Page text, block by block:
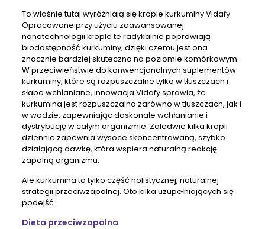
To właśnie tutaj wyróżniają się krople kurkuminy Vidafy.
Opracowane przy użyciu zaawansowanej
nanotechnologii krople te radykalnie poprawiają
biodostępność kurkuminy, dzięki czemu jest ona
znacznie bardziej skuteczna na poziomie komórkowym.
W przeciwieństwie do konwencjonalnych suplementów
kurkuminy, które są rozpuszczalne tylko w tłuszczach i
słabo wchłaniane, innowacja Vidafy sprawia, że ​​
kurkumina jest rozpuszczalna zarówno w tłuszczach, jak i
w wodzie, zapewniając doskonałe wchłanianie i
dystrybucję w całym organizmie. Zaledwie kilka kropli
dziennie zapewnia wysoce skoncentrowaną, szybko
działającą dawkę, która wspiera naturalną reakcję
zapalną organizmu.
Ale kurkumina to tylko część holistycznej, naturalnej
strategii przeciwzapalnej. Oto kilka uzupełniających się
podejść.
Dieta przeciwzapalna